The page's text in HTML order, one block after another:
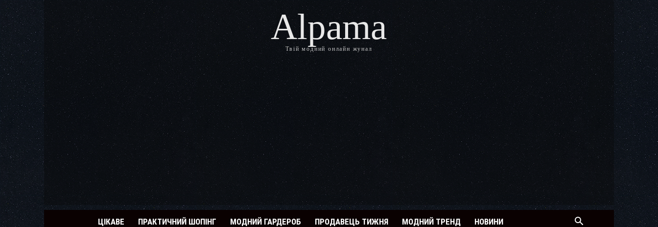
Alpama
Твій модний онлайн жунал
ЦІКАВЕ ПРАКТИЧНИЙ ШОПІНГ МОДНИЙ ГАРДЕРОБ ПРОДАВЕЦЬ ТИЖНЯ МОДНИЙ ТРЕНД НОВИНИ